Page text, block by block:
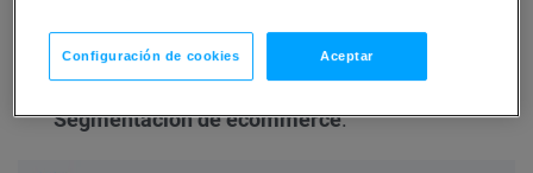
Haga clic enActivar la segmentaciónen
Segmentación de ecommerce.
Configuración de cookies Aceptar